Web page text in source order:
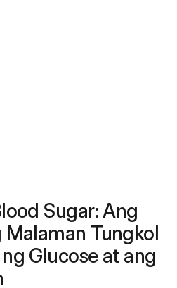
Sugar: Ang
Tungkol
Glucose at ang